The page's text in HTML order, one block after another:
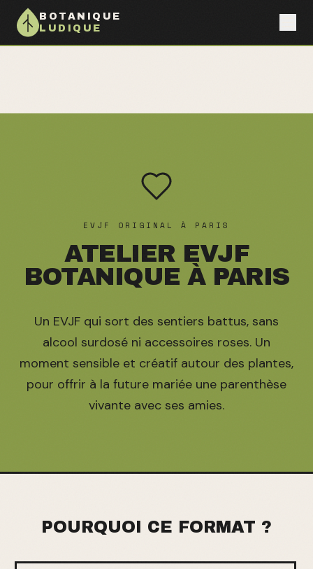
BOTANIQUE
LUDIQUE
EVJF ORIGINAL À PARIS
ATELIER EVJF
BOTANIQUE À PARIS
Un EVJF qui sort des sentiers battus, sans
alcool surdosé ni accessoires roses. Un
moment sensible et créatif autour des plantes,
pour offrir à la future mariée une parenthèse
vivante avec ses amies.
POURQUOI CE FORMAT ?